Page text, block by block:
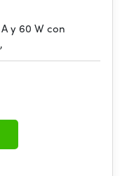
y 60 W con